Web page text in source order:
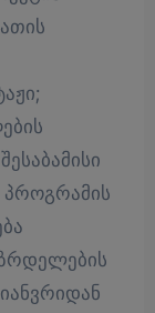
პროგრამის